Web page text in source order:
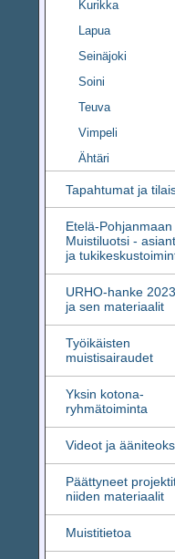
Kurikka
Lapua
Seinäjoki
Soini
Teuva
Vimpeli
Ähtäri
Tapahtumat ja
Etelä-Pohjanmaan
Muistiluotsi -
ja
URHO-hanke
ja sen materiaalit
Työikäisten
muistisairaudet
Yksin kotona-
ryhmätoiminta
Videot ja
Päättyneet
niiden materiaalit
Muistitietoa